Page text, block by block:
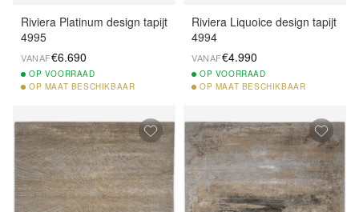
Riviera Platinum design tapijt
4995
VANAF€6.690
OP VOORRAAD
OP MAAT BESCHIKBAAR
Riviera Liquoice design tapijt
4994
VANAF€4.990
OP VOORRAAD
OP MAAT BESCHIKBAAR